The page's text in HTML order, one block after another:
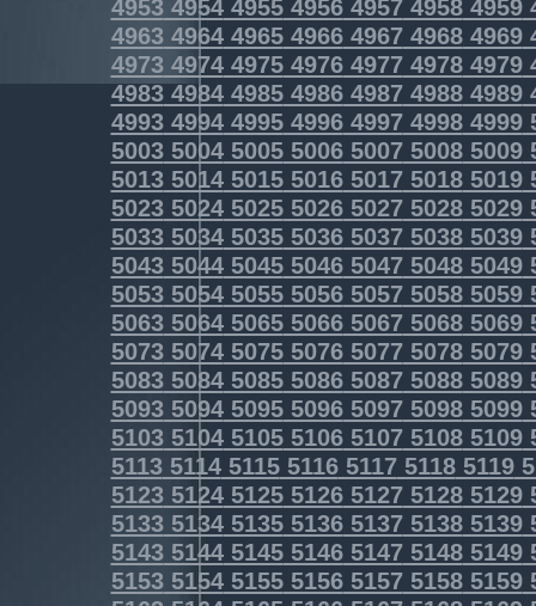
4953495449554956495749584959
4963496449654966496749684969
4973497449754976497749784979
4983498449854986498749884989
4993499449954996499749984999
5003500450055006500750085009
5013501450155016501750185019
5023502450255026502750285029
5033503450355036503750385039
5043504450455046504750485049
5053505450555056505750585059
5063506450655066506750685069
5073507450755076507750785079
5083508450855086508750885089
5093509450955096509750985099
5103510451055106510751085109
5113511451155116511751185119
5123512451255126512751285129
5133513451355136513751385139
5143514451455146514751485149
5153515451555156515751585159